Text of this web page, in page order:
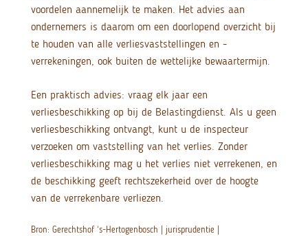
voordelen aannemelijk te maken. Het advies aan
ondernemers is daarom om een doorlopend overzicht bij
te houden van alle verliesvaststellingen en -
verrekeningen, ook buiten de wettelijke bewaartermijn.
Een praktisch advies: vraag elk jaar een
verliesbeschikking op bij de Belastingdienst. Als u geen
verliesbeschikking ontvangt, kunt u de inspecteur
verzoeken om vaststelling van het verlies. Zonder
verliesbeschikking mag u het verlies niet verrekenen, en
de beschikking geeft rechtszekerheid over de hoogte
van de verrekenbare verliezen.
Bron: Gerechtshof ‘s-Hertogenbosch | jurisprudentie |